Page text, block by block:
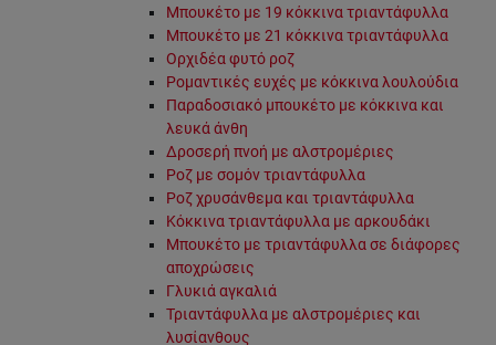
Μπουκέτο με 19 κόκκινα τριαντάφυλλα
Μπουκέτο με 21 κόκκινα τριαντάφυλλα
Ορχιδέα φυτό ροζ
Ρομαντικές ευχές με κόκκινα λουλούδια
Παραδοσιακό μπουκέτο με κόκκινα και
λευκά άνθη
Δροσερή πνοή με αλστρομέριες
Ροζ με σομόν τριαντάφυλλα
Ροζ χρυσάνθεμα και τριαντάφυλλα
Κόκκινα τριαντάφυλλα με αρκουδάκι
Μπουκέτο με τριαντάφυλλα σε διάφορες
αποχρώσεις
Γλυκιά αγκαλιά
Τριαντάφυλλα με αλστρομέριες και
λυσίανθους